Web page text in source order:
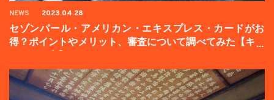
NEWS 2023.04.28
セゾンパール・アメリカン・エキスプレス・カードがお
得？ポイントやメリット、審査について調べてみた【キャ